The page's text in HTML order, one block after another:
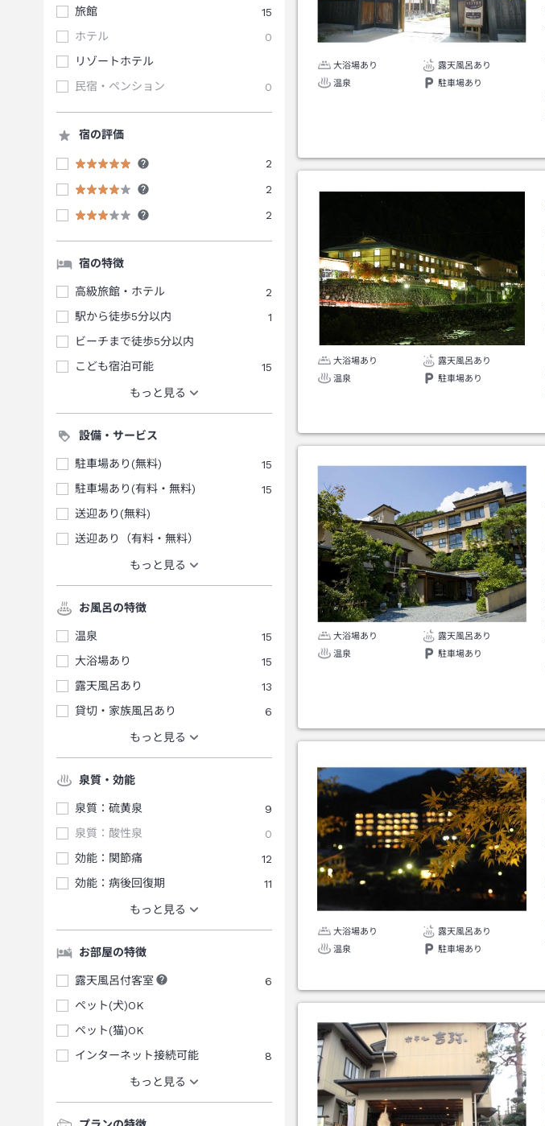
旅館
15
ホテル
0
リゾートホテル
民宿・ペンション
0
宿の評価
2
2
2
宿の特徴
高級旅館・ホテル
2
駅から徒歩5分以内
1
ビーチまで徒歩5分以内
こども宿泊可能
15
もっと見る
設備・サービス
駐車場あり(無料)
15
駐車場あり(有料・無料)
15
送迎あり(無料)
送迎あり（有料・無料）
もっと見る
お風呂の特徴
温泉
15
大浴場あり
15
露天風呂あり
13
貸切・家族風呂あり
6
もっと見る
泉質・効能
泉質：硫黄泉
9
泉質：酸性泉
0
効能：関節痛
12
効能：病後回復期
11
もっと見る
お部屋の特徴
露天風呂付客室
6
ペット(犬)OK
ペット(猫)OK
インターネット接続可能
8
もっと見る
大浴場あり
露天風呂あり
温泉
駐車場あり
大浴場あり
露天風呂あり
温泉
駐車場あり
大浴場あり
露天風呂あり
温泉
駐車場あり
大浴場あり
露天風呂あり
温泉
駐車場あり